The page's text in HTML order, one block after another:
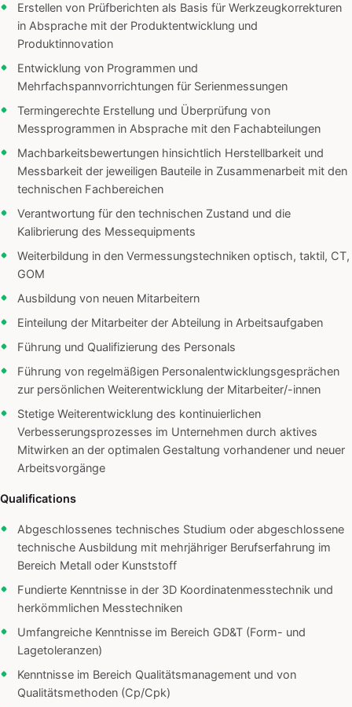
Erstellen von Prüfberichten als Basis für Werkzeugkorrekturen
in Absprache mit der Produktentwicklung und
Produktinnovation
Entwicklung von Programmen und
Mehrfachspannvorrichtungen für Serienmessungen
Termingerechte Erstellung und Überprüfung von
Messprogrammen in Absprache mit den Fachabteilungen
Machbarkeitsbewertungen hinsichtlich Herstellbarkeit und
Messbarkeit der jeweiligen Bauteile in Zusammenarbeit mit den
technischen Fachbereichen
Verantwortung für den technischen Zustand und die
Kalibrierung des Messequipments
Weiterbildung in den Vermessungstechniken optisch, taktil, CT,
GOM
Ausbildung von neuen Mitarbeitern
Einteilung der Mitarbeiter der Abteilung in Arbeitsaufgaben
Führung und Qualifizierung des Personals
Führung von regelmäßigen Personalentwicklungsgesprächen
zur persönlichen Weiterentwicklung der Mitarbeiter/-innen
Stetige Weiterentwicklung des kontinuierlichen
Verbesserungsprozesses im Unternehmen durch aktives
Mitwirken an der optimalen Gestaltung vorhandener und neuer
Arbeitsvorgänge
Qualifications
Abgeschlossenes technisches Studium oder abgeschlossene
technische Ausbildung mit mehrjähriger Berufserfahrung im
Bereich Metall oder Kunststoff
Fundierte Kenntnisse in der 3D Koordinatenmesstechnik und
herkömmlichen Messtechniken
Umfangreiche Kenntnisse im Bereich GD&T (Form- und
Lagetoleranzen)
Kenntnisse im Bereich Qualitätsmanagement und von
Qualitätsmethoden (Cp/Cpk)